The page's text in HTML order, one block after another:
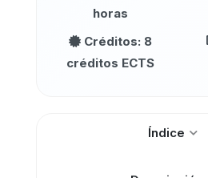
horas
Créditos: 8
créditos ECTS
Índice